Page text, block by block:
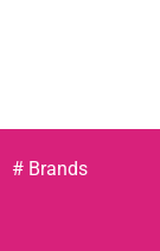
# Brands